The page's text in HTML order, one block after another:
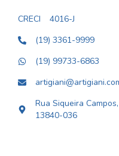
CRECI
4016-J
(19) 3361-9999
(19) 99733-6863
Rua Siqueira
13840-036